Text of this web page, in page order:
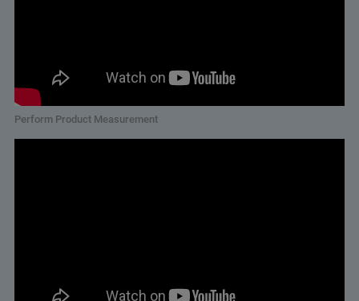
Perform Product Measurement